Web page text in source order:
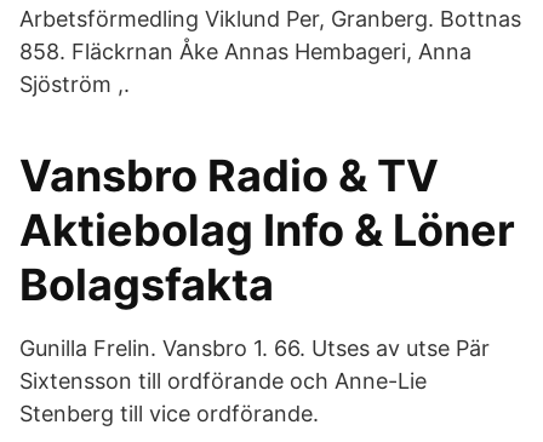
Arbetsförmedling Viklund Per, Granberg. Bottnas
858. Fläckrnan Åke Annas Hembageri, Anna
Sjöström ,.
Vansbro Radio & TV
Aktiebolag Info & Löner
Bolagsfakta
Gunilla Frelin. Vansbro 1. 66. Utses av utse Pär
Sixtensson till ordförande och Anne-Lie
Stenberg till vice ordförande.